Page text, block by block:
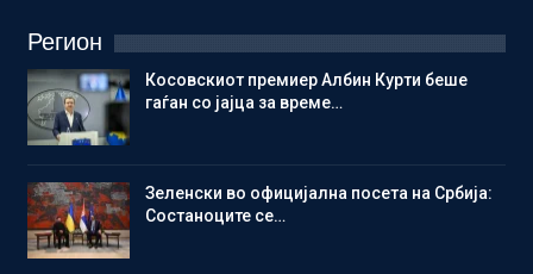
Регион
Косовскиот премиер Албин Курти беше
гаѓан со јајца за време…
Зеленски во официјална посета на Србија:
Состаноците се…